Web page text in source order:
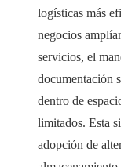
logísticas más
negocios
servicios, el
documentación
dentro de
limitados. Esta
adopción de